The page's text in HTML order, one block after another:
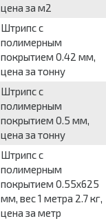
цена за м2
Штрипс с
полимерным
покрытием 0.42 мм,
цена за тонну
Штрипс с
полимерным
покрытием 0.5 мм,
цена за тонну
Штрипс с
полимерным
покрытием 0.55x625
мм, вес 1 метра 2.7 кг,
цена за метр